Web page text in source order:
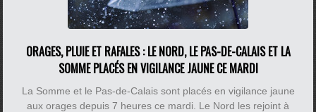
ORAGES, PLUIE ET RAFALES : LE NORD, LE PAS-DE-CALAIS ET LA
SOMME PLACÉS EN VIGILANCE JAUNE CE MARDI
La Somme et le Pas-de-Calais sont placés en vigilance jaune
aux orages depuis 7 heures ce mardi. Le Nord les rejoint à